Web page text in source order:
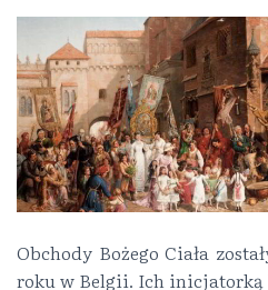
Obchody Bożego Ciała
roku w Belgii. Ich inicjatorką